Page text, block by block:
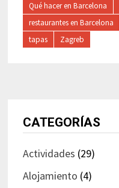
Qué hacer en Barcelona
restaurantes en Barcelona
tapas
Zagreb
CATEGORÍAS
Actividades (29)
Alojamiento (4)